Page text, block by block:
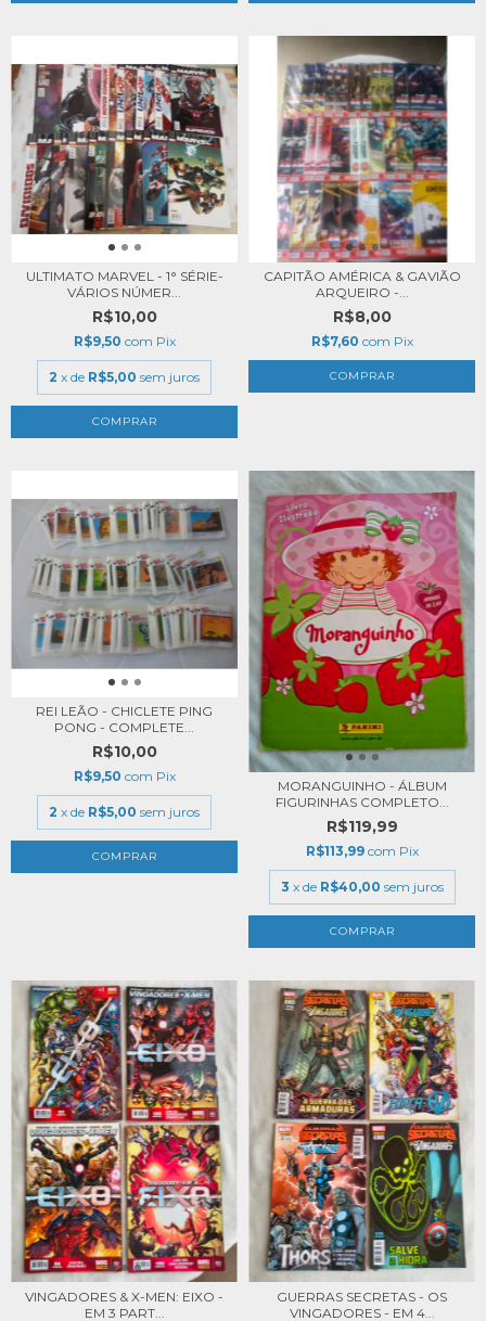
ULTIMATO MARVEL - 1° SÉRIE-
VÁRIOS NÚMER...
R$10,00
R$9,50 com Pix
2 x de R$5,00 sem juros
CAPITÃO AMÉRICA & GAVIÃO
ARQUEIRO -...
R$8,00
R$7,60 com Pix
REI LEÃO - CHICLETE PING
PONG - COMPLETE...
R$10,00
R$9,50 com Pix
2 x de R$5,00 sem juros
MORANGUINHO - ÁLBUM
FIGURINHAS COMPLETO...
R$119,99
R$113,99 com Pix
3 x de R$40,00 sem juros
VINGADORES & X-MEN: EIXO -
EM 3 PART...
GUERRAS SECRETAS - OS
VINGADORES - EM 4...